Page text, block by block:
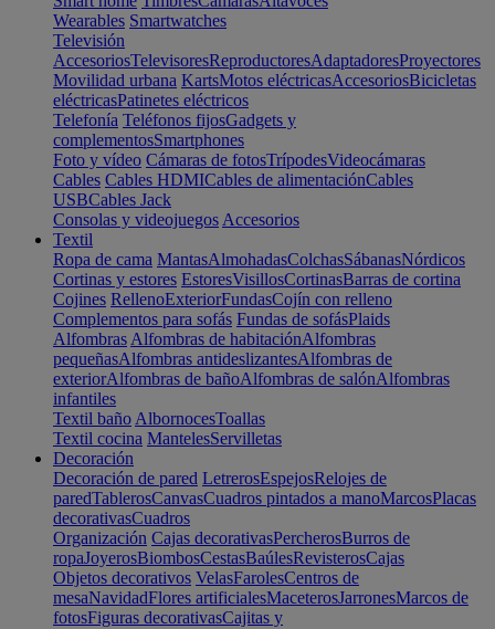
Wearables Smartwatches
Televisión
AccesoriosTelevisoresReproductoresAdaptadoresProyectores
Movilidad urbana KartsMotos eléctricasAccesoriosBicicletas
eléctricasPatinetes eléctricos
Telefonía Teléfonos fijosGadgets y
complementosSmartphones
Foto y vídeo Cámaras de fotosTrípodesVideocámaras
Cables Cables HDMICables de alimentaciónCables
USBCables Jack
Consolas y videojuegos Accesorios
Textil
Ropa de cama MantasAlmohadasColchasSábanasNórdicos
Cortinas y estores EstoresVisillosCortinasBarras de cortina
Cojines RellenoExteriorFundasCojín con relleno
Complementos para sofás Fundas de sofásPlaids
Alfombras Alfombras de habitaciónAlfombras
pequeñasAlfombras antideslizantesAlfombras de
exteriorAlfombras de bañoAlfombras de salónAlfombras
infantiles
Textil baño AlbornocesToallas
Textil cocina MantelesServilletas
Decoración
Decoración de pared LetrerosEspejosRelojes de
paredTablerosCanvasCuadros pintados a manoMarcosPlacas
decorativasCuadros
Organización Cajas decorativasPercherosBurros de
ropaJoyerosBiombosCestasBaúlesRevisterosCajas
Objetos decorativos VelasFarolesCentros de
mesaNavidadFlores artificialesMaceterosJarronesMarcos de
fotosFiguras decorativasCajitas y